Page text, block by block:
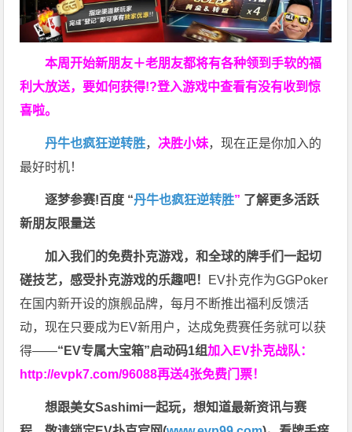
本周开始新朋友＋老朋友都将有各种领到手软的福
利大放送，要如何获得!?登入游戏中查看有没有收到惊
喜啦。
丹牛也疯狂逆转胜， 决胜小妹，现在正是你加入的
最好时机！
逐梦参赛!百度 “丹牛也疯狂逆转胜” 了解更多活跃
新朋友限量送
加入我们的免费扑克游戏，和全球的牌手们一起切
磋技艺，感受扑克游戏的乐趣吧！ EV扑克作为GGPoker
在国内新开设的旗舰品牌，每月不断推出福利反馈活
动，现在只要成为EV新用户，达成免费赛任务就可以获
得——“EV专属大宝箱”启动码1组加入EV扑克战队：
http://evpk7.com/96088再送4张免费门票！
想跟美女Sashimi一起玩，想知道最新资讯与赛